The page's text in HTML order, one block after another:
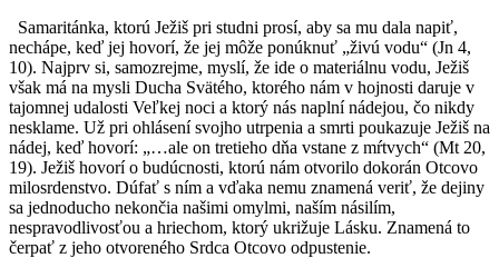
Samaritánka, ktorú Ježiš pri studni prosí, aby sa mu dala napiť,
nechápe, keď jej hovorí, že jej môže ponúknuť „živú vodu“ (Jn 4,
10). Najprv si, samozrejme, myslí, že ide o materiálnu vodu, Ježiš
však má na mysli Ducha Svätého, ktorého nám v hojnosti daruje v
tajomnej udalosti Veľkej noci a ktorý nás naplní nádejou, čo nikdy
nesklame. Už pri ohlásení svojho utrpenia a smrti poukazuje Ježiš na
nádej, keď hovorí: „…ale on tretieho dňa vstane z mŕtvych“ (Mt 20,
19). Ježiš hovorí o budúcnosti, ktorú nám otvorilo dokorán Otcovo
milosrdenstvo. Dúfať s ním a vďaka nemu znamená veriť, že dejiny
sa jednoducho nekončia našimi omylmi, naším násilím,
nespravodlivosťou a hriechom, ktorý ukrižuje Lásku. Znamená to
čerpať z jeho otvoreného Srdca Otcovo odpustenie.